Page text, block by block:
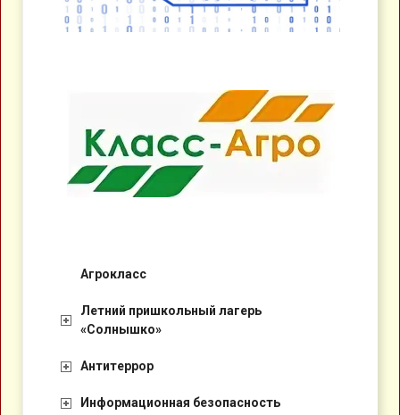
Агрокласс
Летний пришкольный лагерь
«Солнышко»
Антитеррор
Информационная безопасность